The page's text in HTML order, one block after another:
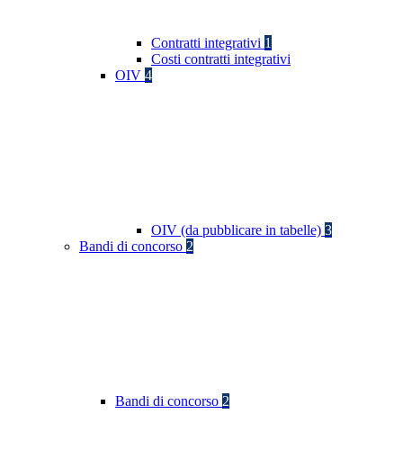
Contratti integrativi 1
Costi contratti integrativi
OIV 4
OIV (da pubblicare in tabelle) 3
Bandi di concorso 2
Bandi di concorso 2